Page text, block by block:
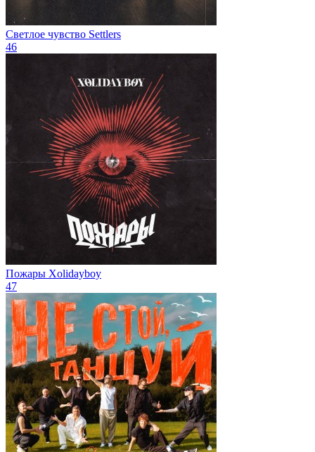
Светлое чувство Settlers
46
Пожары Xolidayboy
47